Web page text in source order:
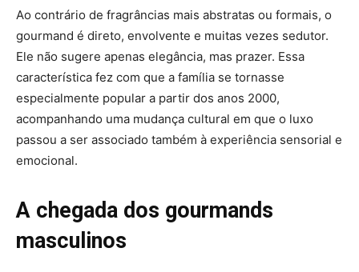
Ao contrário de fragrâncias mais abstratas ou formais, o
gourmand é direto, envolvente e muitas vezes sedutor.
Ele não sugere apenas elegância, mas prazer. Essa
característica fez com que a família se tornasse
especialmente popular a partir dos anos 2000,
acompanhando uma mudança cultural em que o luxo
passou a ser associado também à experiência sensorial e
emocional.
A chegada dos gourmands
masculinos